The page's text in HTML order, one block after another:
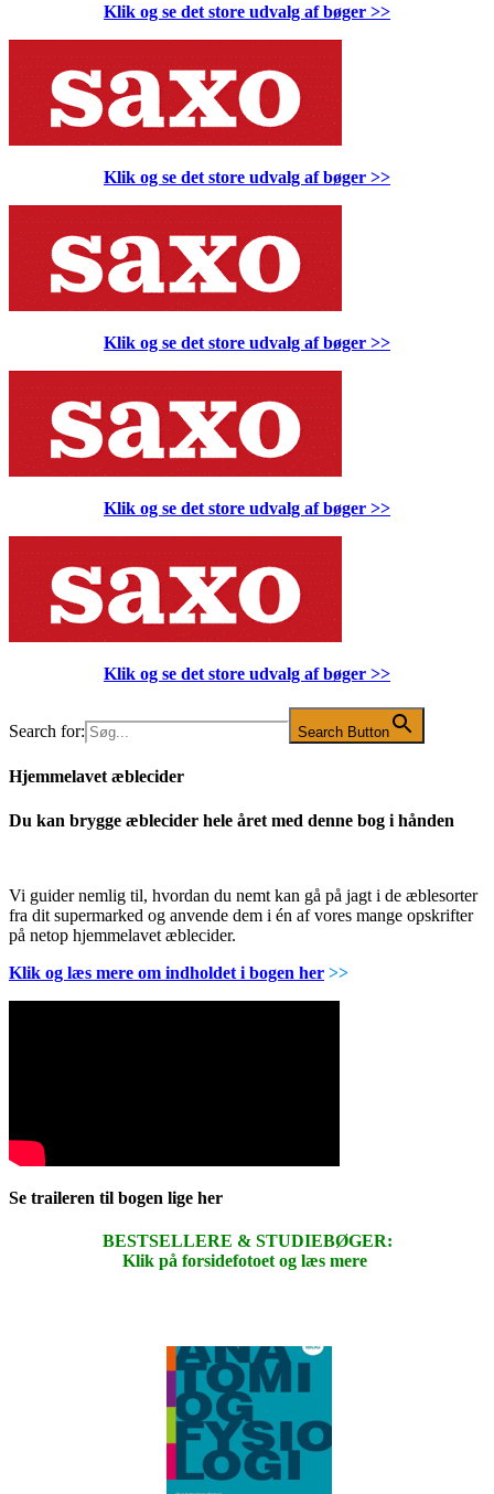
Klik og se det store udvalg af bøger >>
Klik og se det store udvalg af bøger >>
Klik og se det store udvalg af bøger >>
Klik og se det store udvalg af bøger >>
Klik og se det store udvalg af bøger >>
Search for: Search Button
Hjemmelavet æblecider
Du kan brygge æblecider hele året med denne bog i hånden
Vi guider nemlig til, hvordan du nemt kan gå på jagt i de æblesorter
fra dit supermarked og anvende dem i én af vores mange opskrifter
på netop hjemmelavet æblecider.
Klik og læs mere om indholdet i bogen her >>
Se traileren til bogen lige her
BESTSELLERE & STUDIEBØGER:
Klik på forsidefotoet og læs mere